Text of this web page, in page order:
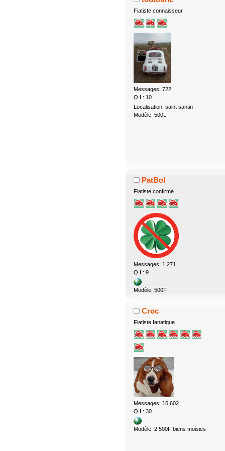
Fiatiste connaisseur
Messages: 722
Q.I.: 10
Localisation: saint santin
Modèle: 500L
PatBol
Fiatiste confirmé
Messages: 1.271
Q.I.: 9
Modèle: 500F
Croc
Fiatiste fanatique
Messages: 15.602
Q.I.: 30
Modèle: 2 500F biens moisies